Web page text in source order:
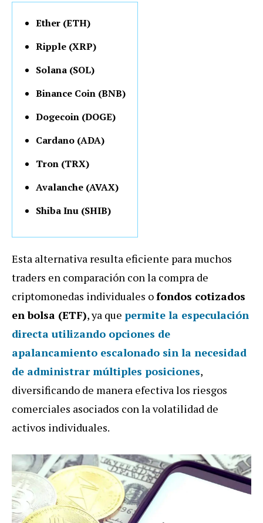
Ether (ETH)
Ripple (XRP)
Solana (SOL)
Binance Coin (BNB)
Dogecoin (DOGE)
Cardano (ADA)
Tron (TRX)
Avalanche (AVAX)
Shiba Inu (SHIB)
Esta alternativa resulta eficiente para muchos
traders en comparación con la compra de
criptomonedas individuales ofondos cotizados
en bolsa (ETF), ya que permite la especulación
directa utilizando opciones de
apalancamiento escalonado sin la necesidad
de administrar múltiples posiciones,
diversificando de manera efectiva los riesgos
comerciales asociados con la volatilidad de
activos individuales.